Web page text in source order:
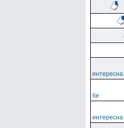
интересна
бе
интересна